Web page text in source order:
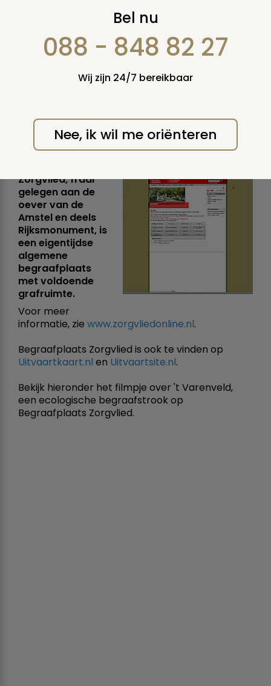
Nieuw op Uitvaart.nl:
Begraafplaats
Zorgvlied
voor de ziel
dinsdag 4 januari 2011
Zorgvlied, fraai
gelegen aan de
oever van de
Amstel en deels
Rijksmonument, is
een eigentijdse
algemene
begraafplaats
met voldoende
grafruimte.
Voor meer
informatie, zie www.zorgvliedonline.nl.
Begraafplaats Zorgvlied is ook te vinden op
Uitvaartkaart.nl en Uitvaartsite.nl.
Bekijk hieronder het filmpje over 't Varenveld,
een ecologische begraafstrook op
Begraafplaats Zorgvlied.
Bel nu
088 - 848 82 27
Wij zijn 24/7 bereikbaar
Nee, ik wil me oriënteren